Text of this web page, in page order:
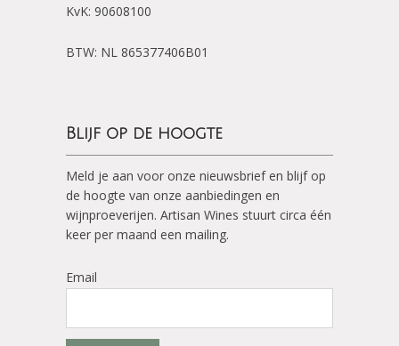
KvK: 90608100
BTW: NL 865377406B01
Blijf op de hoogte
Meld je aan voor onze nieuwsbrief en blijf op
de hoogte van onze aanbiedingen en
wijnproeverijen. Artisan Wines stuurt circa één
keer per maand een mailing.
Email